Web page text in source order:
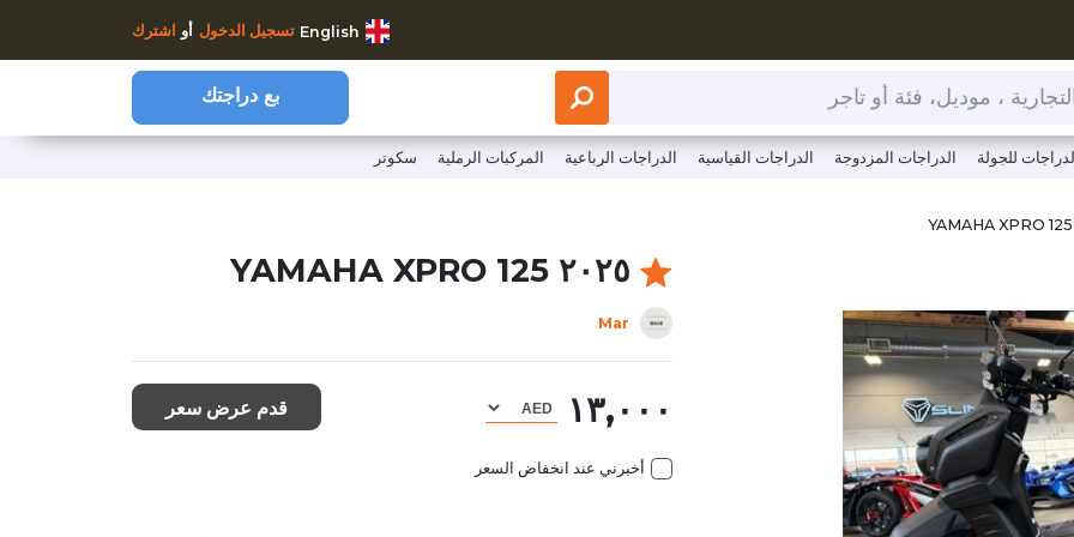
English تسجيل الدخول أو اشترك
أو تاجر بع دراجتك
الدراجات للجولة الدراجات المزدوجة الدراجات القياسية الدراجات الرباعية المركبات الرملية سكوتر
https://www.clutchcycles.com/arhttps://www.clutchcycles.com/item/2025-yamaha-
٢٠٢٥ YAMAHA XPRO 125
Mar
١٣,٠٠٠
أخبرني عند انخفاض السعر
قدم عرض سعر